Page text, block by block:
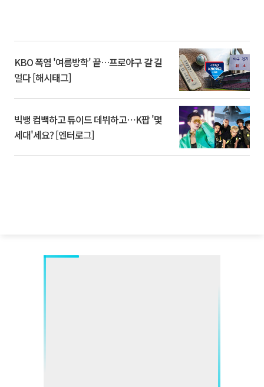
KBO 폭염 '여름방학' 끝…프로야구 갈 길
멀다 [해시태그]
빅뱅 컴백하고 튜이드 데뷔하고⋯K팝 '몇
세대'세요? [엔터로그]